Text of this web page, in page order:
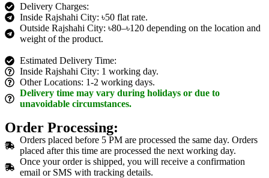
Delivery Charges:
Inside Rajshahi City: ৳50 flat rate.
Outside Rajshahi City: ৳80–৳120 depending on the location and
weight of the product.
Estimated Delivery Time:
Inside Rajshahi City: 1 working day.
Other Locations: 1-2 working days.
Delivery time may vary during holidays or due to
unavoidable circumstances.
Order Processing:
Orders placed before 5 PM are processed the same day. Orders
placed after this time are processed the next working day.
Once your order is shipped, you will receive a confirmation
email or SMS with tracking details.